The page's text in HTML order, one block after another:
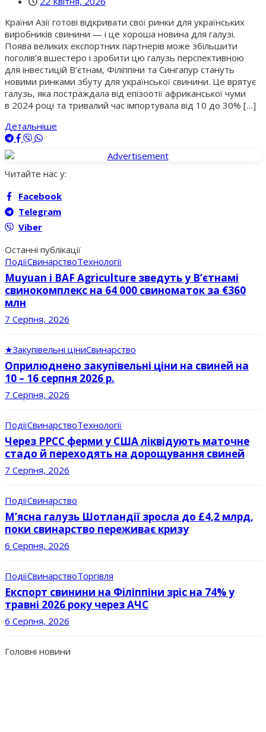
Країни Азії готові відкривати свої ринки для українських
виробників свинини — і це хороша новина для галузі.
Поява великих експортних партнерів може збільшити
поголів’я вшестеро і зробити цю галузь перспективною
для інвестицій В’єтнам, Філіппіни та Сингапур стануть
новими ринками збуту для української свинини. Це врятує
галузь, яка постраждала від епізоотії африканської чуми
в 2024 році та тривалий час імпортувала від 10 до 30% […]
Детальніше
Читайте нас у:
Facebook
Telegram
Viber
Останні публікації
ПодіїСвинарствоТехнології
Muyuan і BAF Agriculture зведуть у В’єтнамі
свинокомплекс на 64 000 свиноматок за €360
млн
7 Серпня, 2026
★Закупівельні ціниСвинарство
Оприлюднено закупівельні ціни на свиней на
10 – 16 серпня 2026 р.
7 Серпня, 2026
ПодіїСвинарствоТехнології
Через РРСС ферми у США ліквідують маточне
стадо й переходять на дорощування свиней
7 Серпня, 2026
ПодіїСвинарство
М’ясна галузь Шотландії зросла до £4,2 млрд,
поки свинарство переживає кризу
6 Серпня, 2026
ПодіїСвинарствоТоргівля
Експорт свинини на Філіппіни зріс на 74% у
травні 2026 року через АЧС
6 Серпня, 2026
Головні новини